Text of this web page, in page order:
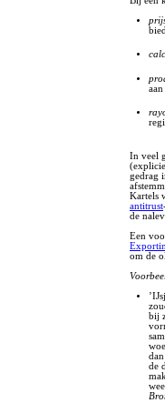
aan
In veel
gedrag
Kartels
antitrust
de
Een
om de
bij
de